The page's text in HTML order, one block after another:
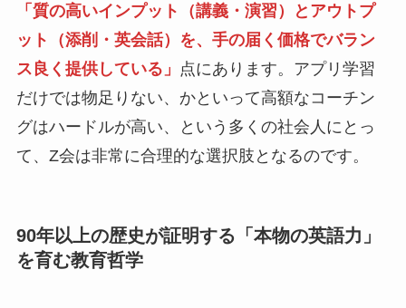
「質の高いインプット（講義・演習）とアウトプ
ット（添削・英会話）を、手の届く価格でバラン
ス良く提供している」 点にあります。アプリ学習
だけでは物足りない、かといって高額なコーチン
グはハードルが高い、という多くの社会人にとっ
て、Z会は非常に合理的な選択肢となるのです。
90年以上の歴史が証明する「本物の英語力」
を育む教育哲学